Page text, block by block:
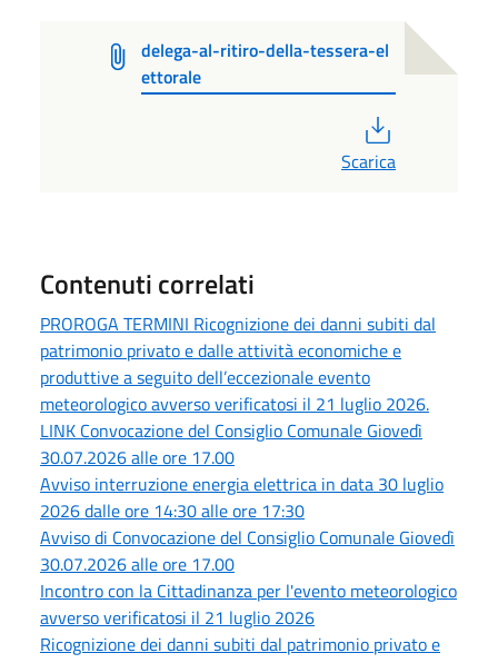
delega-al-ritiro-della-tessera-el
ettorale
Scarica
Contenuti correlati
PROROGA TERMINI Ricognizione dei danni subiti dal
patrimonio privato e dalle attività economiche e
produttive a seguito dell’eccezionale evento
meteorologico avverso verificatosi il 21 luglio 2026.
LINK Convocazione del Consiglio Comunale Giovedì
30.07.2026 alle ore 17.00
Avviso interruzione energia elettrica in data 30 luglio
2026 dalle ore 14:30 alle ore 17:30
Avviso di Convocazione del Consiglio Comunale Giovedì
30.07.2026 alle ore 17.00
Incontro con la Cittadinanza per l'evento meteorologico
avverso verificatosi il 21 luglio 2026
Ricognizione dei danni subiti dal patrimonio privato e